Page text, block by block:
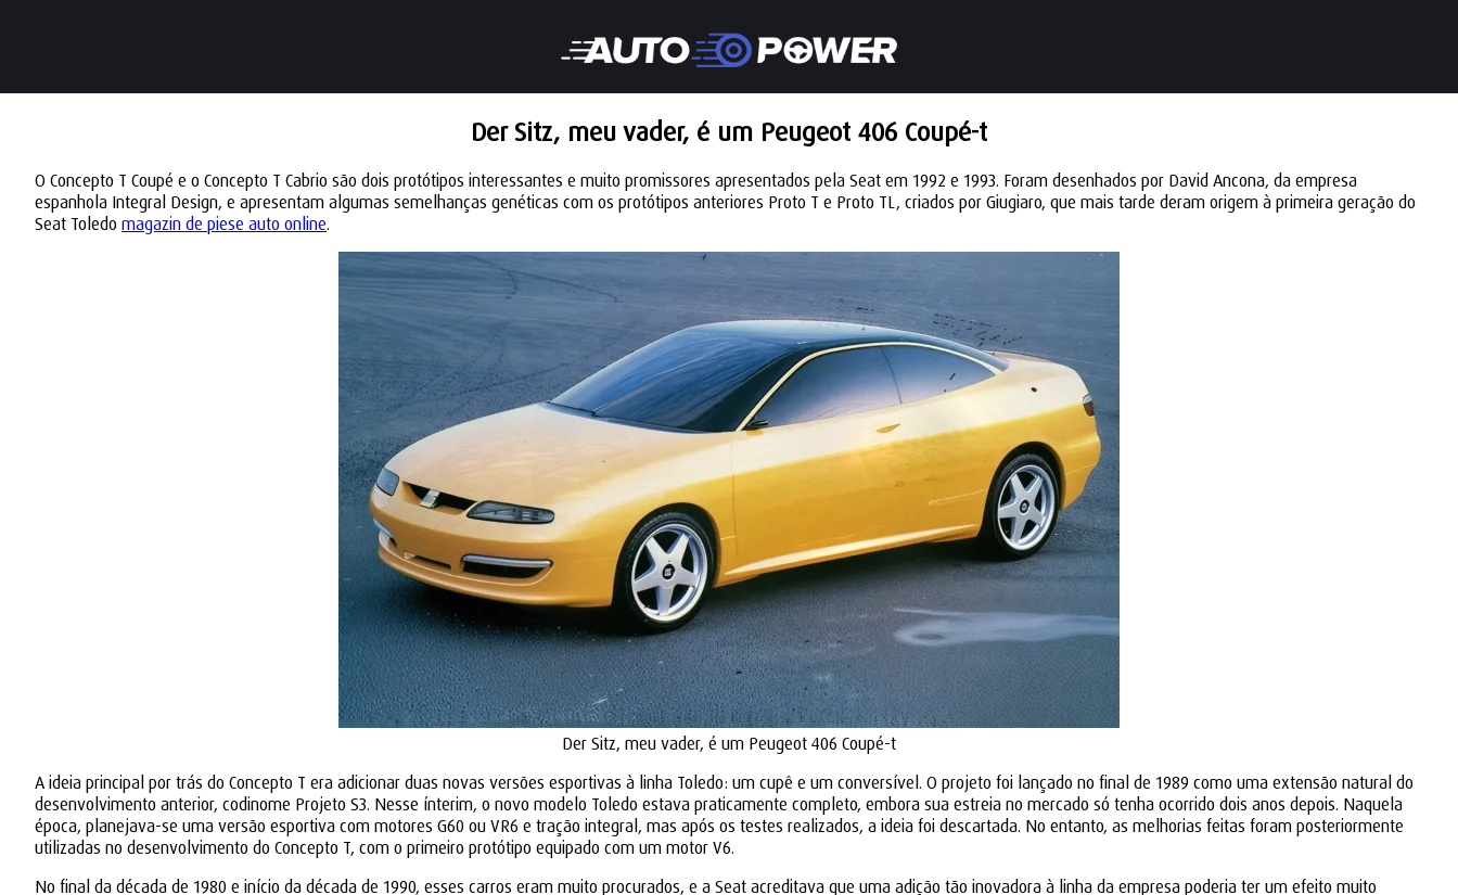
Der Sitz, meu vader, é um Peugeot 406 Coupé-t
O Concepto T Coupé e o Concepto T Cabrio são dois protótipos interessantes e muito promissores apresentados pela Seat em 1992 e 1993. Foram desenhados por David Ancona, da empresa
espanhola Integral Design, e apresentam algumas semelhanças genéticas com os protótipos anteriores Proto T e Proto TL, criados por Giugiaro, que mais tarde deram origem à primeira geração do
Seat Toledo magazin de piese auto online.
Der Sitz, meu vader, é um Peugeot 406 Coupé-t
A ideia principal por trás do Concepto T era adicionar duas novas versões esportivas à linha Toledo: um cupê e um conversível. O projeto foi lançado no final de 1989 como uma extensão natural do
desenvolvimento anterior, codinome Projeto S3. Nesse ínterim, o novo modelo Toledo estava praticamente completo, embora sua estreia no mercado só tenha ocorrido dois anos depois. Naquela
época, planejava-se uma versão esportiva com motores G60 ou VR6 e tração integral, mas após os testes realizados, a ideia foi descartada. No entanto, as melhorias feitas foram posteriormente
utilizadas no desenvolvimento do Concepto T, com o primeiro protótipo equipado com um motor V6.
No final da década de 1980 e início da década de 1990, esses carros eram muito procurados, e a Seat acreditava que uma adição tão inovadora à linha da empresa poderia ter um efeito muito